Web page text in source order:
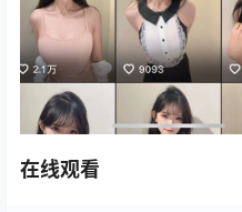
在线观看